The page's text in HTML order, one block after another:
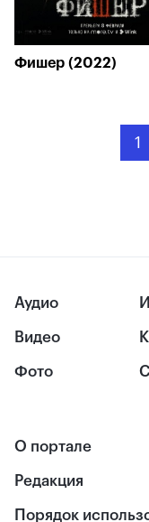
Фишер (2022)
1
Аудио
Видео
Фото
О портале
Редакция
Порядок